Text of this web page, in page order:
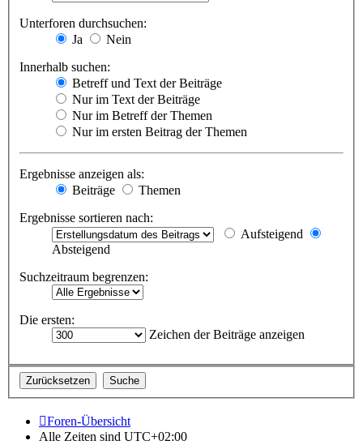
Unterforen durchsuchen:
Ja
Nein
Innerhalb suchen:
Betreff und Text der Beiträge
Nur im Text der Beiträge
Nur im Betreff der Themen
Nur im ersten Beitrag der Themen
Ergebnisse anzeigen als:
Beiträge
Themen
Ergebnisse sortieren nach:
Aufsteigend
Absteigend
Suchzeitraum begrenzen:
Die ersten:
Zeichen der Beiträge anzeigen
Foren-Übersicht
Alle Zeiten sind UTC+02:00